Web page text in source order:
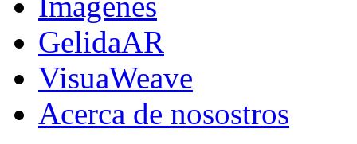
GelidaAR
VisuaWeave
Acerca de nosostros